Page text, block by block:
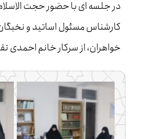
در جلسه ای با حضور حجت
کارشناس مسئول اساتید و
خواهران، از سرکار خانم احمدی